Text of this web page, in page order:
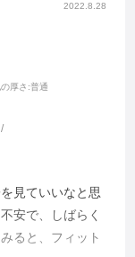
2022.8.28
厚さ :普通
見ていいなと思
安で、しばらく
ると、フィット